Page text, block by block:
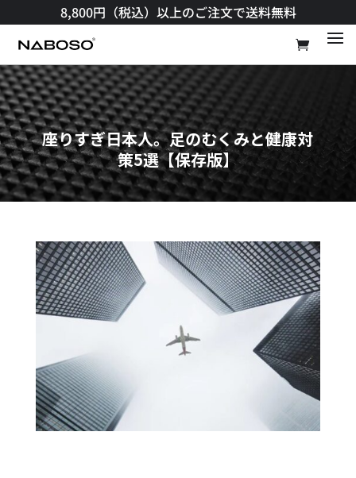
8,800円（税込）以上のご注文で送料無料​
座りすぎ日本人。足のむくみと健康対
策5選【保存版】